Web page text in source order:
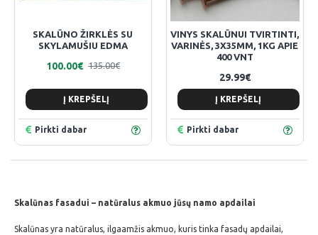
Skalūnas fasadui – natūralus akmuo jūsų namo apdailai
Skalūnas yra natūralus, ilgaamžis akmuo, kuris tinka fasadų apdailai,
SKALŪNO ŽIRKLĖS SU
SKYLAMUŠIU EDMA
100.00€ 135.00€
Į KREPŠELĮ
Pirkti dabar
VINYS SKALŪNUI TVIRTINTI,
VARINĖS, 3X35MM, 1KG APIE
400 VNT
29.99€
Į KREPŠELĮ
Pirkti dabar